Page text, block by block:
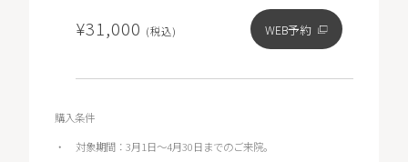
¥31,000 (税込) WEB予約
購入条件
対象期間：3月1日～4月30日までのご来院。